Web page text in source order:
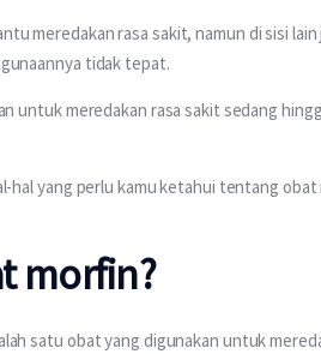
meredakan rasa sakit, namun di sisi
tidak tepat.
untuk meredakan rasa sakit sedang
hal yang perlu kamu ketahui tentang obat
morfin?
satu obat yang digunakan untuk